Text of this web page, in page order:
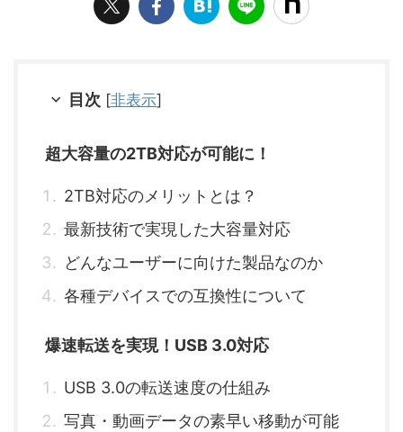
目次 [非表示]
超大容量の2TB対応が可能に！
2TB対応のメリットとは？
最新技術で実現した大容量対応
どんなユーザーに向けた製品なのか
各種デバイスでの互換性について
爆速転送を実現！USB 3.0対応
USB 3.0の転送速度の仕組み
写真・動画データの素早い移動が可能